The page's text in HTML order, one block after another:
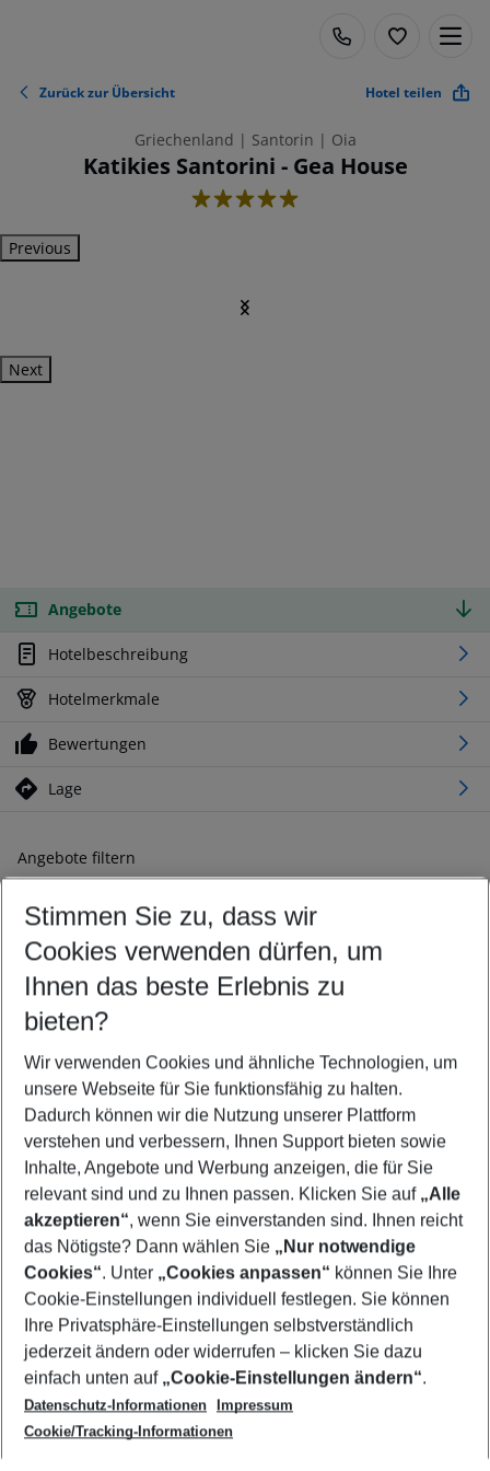
Zurück zur Übersicht Hotel teilen
Griechenland | Santorin | Oia
Katikies Santorini - Gea House
5
Previous
Next
Angebote
Hotelbeschreibung
Hotelmerkmale
Bewertungen
Lage
Angebote filtern
Ändern Sie Ihre Kriterien nach Ihren Wünschen
Abflughafen wählen
Beliebiger Abflughafen
Reisezeitraum wählen
09.08.26– 07.08.27 5-8 Nächte
2 Erwachsene Keine Kinder
Mehr Filter anzeigen
Footer
Footer navigation
Über uns
AGB
Cookie-Einstellungen ändern
Cookie-Richtlinie
Datenschutz
Service & Hilfe
Barrierefreies Reisen
Check-in
Folgen Sie uns
Stimmen Sie zu, dass wir
Cookies verwenden dürfen, um
Ihnen das beste Erlebnis zu
bieten?
Wir verwenden Cookies und ähnliche Technologien, um
unsere Webseite für Sie funktionsfähig zu halten.
Dadurch können wir die Nutzung unserer Plattform
verstehen und verbessern, Ihnen Support bieten sowie
Inhalte, Angebote und Werbung anzeigen, die für Sie
relevant sind und zu Ihnen passen. Klicken Sie auf „Alle
akzeptieren“, wenn Sie einverstanden sind. Ihnen reicht
das Nötigste? Dann wählen Sie „Nur notwendige
Cookies“. Unter „Cookies anpassen“ können Sie Ihre
Cookie-Einstellungen individuell festlegen. Sie können
Ihre Privatsphäre-Einstellungen selbstverständlich
jederzeit ändern oder widerrufen – klicken Sie dazu
einfach unten auf „Cookie-Einstellungen ändern“.
Datenschutz-Informationen
Impressum
Cookie/Tracking-Informationen